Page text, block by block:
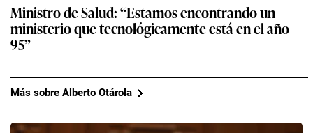
Ministro de Salud: “Estamos encontrando un
ministerio que tecnológicamente está en el año
95”
Más sobre Alberto Otárola